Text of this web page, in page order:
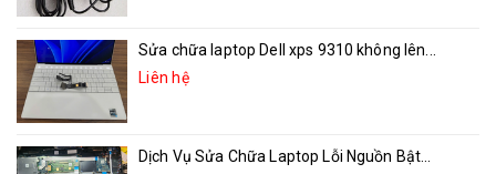
Sửa chữa laptop Dell xps 9310 không lên...
Liên hệ
Dịch Vụ Sửa Chữa Laptop Lỗi Nguồn Bật...